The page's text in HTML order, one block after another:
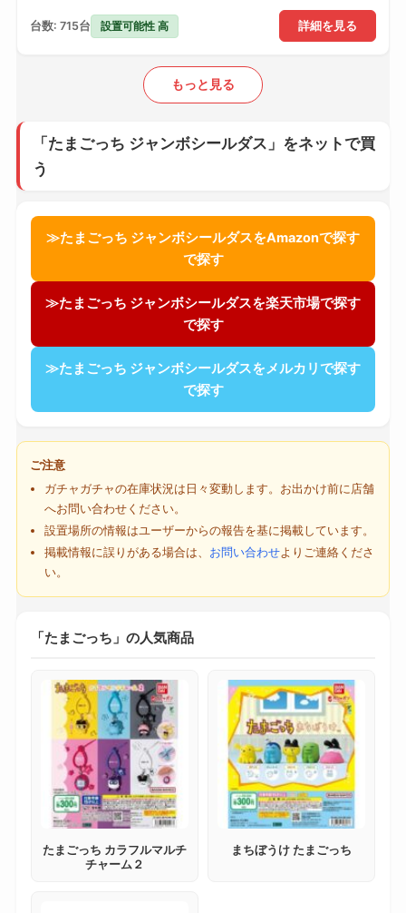
詳細を見る
台数: 715台 設置可能性 高
もっと見る
「たまごっち ジャンボシールダス」をネットで買
う
≫たまごっち ジャンボシールダスをAmazonで探す
で探す
≫たまごっち ジャンボシールダスを楽天市場で探す
で探す
≫たまごっち ジャンボシールダスをメルカリで探す
で探す
ご注意
ガチャガチャの在庫状況は日々変動します。お出かけ前に店舗
へお問い合わせください。
設置場所の情報はユーザーからの報告を基に掲載しています。
掲載情報に誤りがある場合は、 お問い合わせよりご連絡くださ
い。
「たまごっち」の人気商品
たまごっち カラフルマルチ
チャーム２
まちぼうけ たまごっち